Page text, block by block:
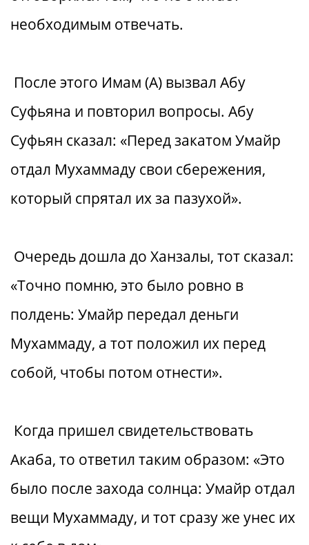
необходимым отвечать.
После этого Имам (А) вызвал Абу
Суфьяна и повторил вопросы. Абу
Суфьян сказал: «Перед закатом Умайр
отдал Мухаммаду свои сбережения,
который спрятал их за пазухой».
Очередь дошла до Ханзалы, тот сказал:
«Точно помню, это было ровно в
полдень: Умайр передал деньги
Мухаммаду, а тот положил их перед
собой, чтобы потом отнести».
Когда пришел свидетельствовать
Акаба, то ответил таким образом: «Это
было после захода солнца: Умайр отдал
вещи Мухаммаду, и тот сразу же унес их